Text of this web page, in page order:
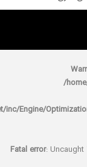
rocket/inc/
Fatal error